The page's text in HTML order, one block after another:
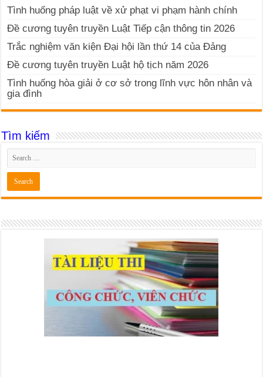
Tình huống pháp luật về xử phạt vi phạm hành chính
Đề cương tuyên truyền Luật Tiếp cận thông tin 2026
Trắc nghiệm văn kiện Đại hội lần thứ 14 của Đảng
Đề cương tuyên truyền Luật hộ tịch năm 2026
Tình huống hòa giải ở cơ sở trong lĩnh vực hôn nhân và
gia đình
Tìm kiếm